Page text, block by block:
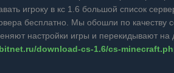
игроку в кс 1.6 большой список
бесплатно. Мы обошли по качеству
настройки игры и перекидывают на
download-cs-1.6/cs-